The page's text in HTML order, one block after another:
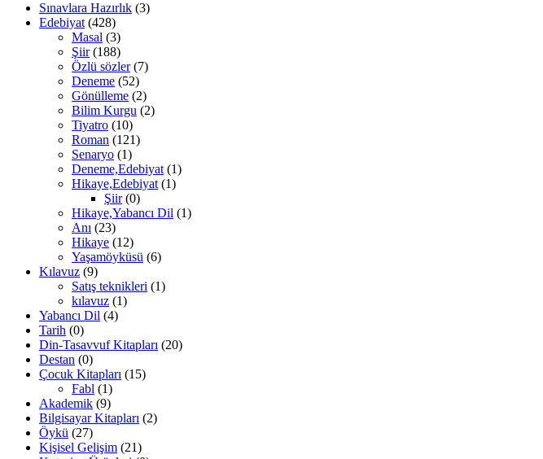
Sınavlara Hazırlık (3)
Edebiyat (428)
Masal (3)
Şiir (188)
Özlü sözler (7)
Deneme (52)
Gönülleme (2)
Bilim Kurgu (2)
Tiyatro (10)
Roman (121)
Senaryo (1)
Deneme,Edebiyat (1)
Hikaye,Edebiyat (1)
Şiir (0)
Hikaye,Yabancı Dil (1)
Anı (23)
Hikaye (12)
Yaşamöyküsü (6)
Kılavuz (9)
Satış teknikleri (1)
kılavuz (1)
Yabancı Dil (4)
Tarih (0)
Din-Tasavvuf Kitapları (20)
Destan (0)
Çocuk Kitapları (15)
Fabl (1)
Akademik (9)
Bilgisayar Kitapları (2)
Öykü (27)
Kişisel Gelişim (21)